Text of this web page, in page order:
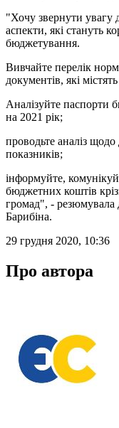
"Хочу звернути увагу
аспекти, які стануть
бюджетування.
Вивчайте перелік
документів, які
Аналізуйте паспорти
на 2021 рік;
проводьте аналіз
показників;
інформуйте,
бюджетних коштів
громад", - резюмувала
Барибіна.
29 грудня 2020, 10:36
Про автора